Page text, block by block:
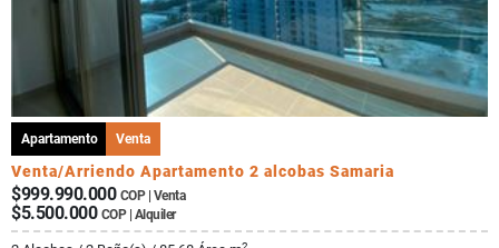
Apartamento Venta
Venta/Arriendo Apartamento 2 alcobas Samaria
$999.990.000 COP | Venta
$5.500.000 COP | Alquiler